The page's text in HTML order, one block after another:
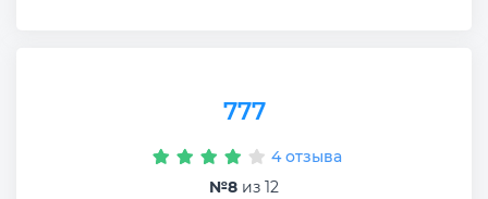
777
4 отзыва
№8 из 12